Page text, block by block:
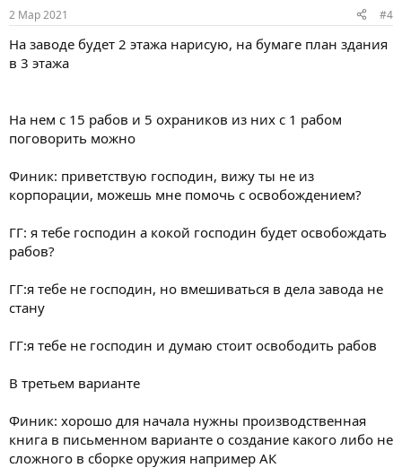
2 Мар 2021 #4
На заводе будет 2 этажа нарисую, на бумаге план здания
в 3 этажа
На нем с 15 рабов и 5 охраников из них с 1 рабом
поговорить можно
Финик: приветствую господин, вижу ты не из
корпорации, можешь мне помочь с освобождением?
ГГ: я тебе господин а кокой господин будет освобождать
рабов?
ГГ:я тебе не господин, но вмешиваться в дела завода не
стану
ГГ:я тебе не господин и думаю стоит освободить рабов
В третьем варианте
Финик: хорошо для начала нужны производственная
книга в письменном варианте о создание какого либо не
сложного в сборке оружия например АК